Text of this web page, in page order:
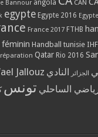
Bannour angola CAN
egypte Egypte 2016
France 2017 FTHB
féminin Handball tunisie IHF
Qatar Rio 2016
Jallouz الجزائر
النادي
الساحلي تونس